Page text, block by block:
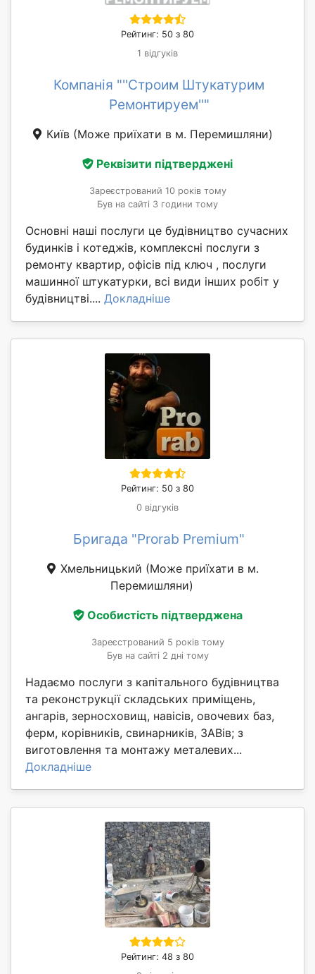
Рейтинг: 50 з 80
1 відгуків
Компанія "''Строим Штукатурим
Ремонтируем''"
Київ (Може приїхати в м. Перемишляни)
Реквізити підтверджені
Зареєстрований 10 років тому
Був на сайті 3 години тому
Основні наші послуги це будівництво сучасних
будинків і котеджів, комплексні послуги з
ремонту квартир, офісів під ключ , послуги
машинної штукатурки, всі види інших робіт у
будівництві.... Докладніше
Рейтинг: 50 з 80
0 відгуків
Бригада "Prorab Premium"
Хмельницький (Може приїхати в м.
Перемишляни)
Особистість підтверджена
Зареєстрований 5 років тому
Був на сайті 2 дні тому
Надаємо послуги з капітального будівництва
та реконструкції складських приміщень,
ангарів, зерносховищ, навісів, овочевих баз,
ферм, корівників, свинарників, ЗАВів; з
виготовлення та монтажу металевих...
Докладніше
Рейтинг: 48 з 80